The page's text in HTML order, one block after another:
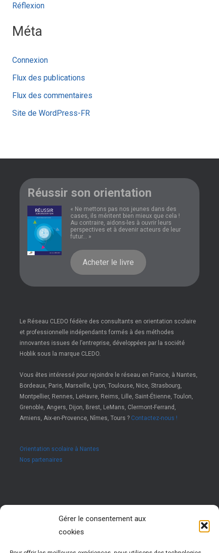
Gérer le consentement aux
cookies
Réflexion
Méta
Connexion
Flux des publications
Flux des commentaires
Site de WordPress-FR
Réussir son orientation
« Ne mettons pas nos jeunes dans des
cases, ils méritent bien mieux que cela !
Au contraire, aidons-les à ouvrir leurs
perspectives et à devenir acteurs de leur
futur... »
Acheter le livre
Le Réseau CLEDO fédère des consultants en orientation scolaire
et professionnelle indépendants formés à des méthodes
innovantes issues de l’entreprise, développées par la société
Hoblik sous la marque CLEDO.
Vous êtes intéressé pour rejoindre le réseau en France, à Nantes,
Bordeaux, Paris, Marseille, Lyon, Toulouse, Nice, Strasbourg,
Montpellier, Rennes, LeHavre, Reims, Lille, Saint-Étienne, Toulon,
Grenoble, Angers, Dijon, Brest, LeMans, Clermont-Ferrand,
Amiens, Aix-en-Provence, Nîmes, Tours ? Contactez-nous !
Orientation scolaire à Nantes
Nos partenaires
Rejoignez nous !
Vous êtes passionné par les ressources humaines ?
dans leur réussite ?